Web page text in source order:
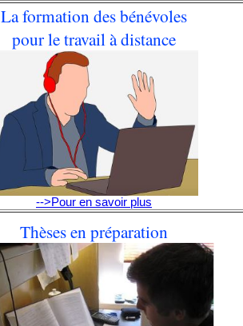
La formation des bénévoles
pour le travail à distance
-->Pour en savoir plus
Thèses en préparation